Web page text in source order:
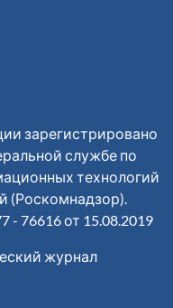
зарегистрировано
службе по
технологий
(Роскомнадзор).
76616 от 15.08.2019
журнал